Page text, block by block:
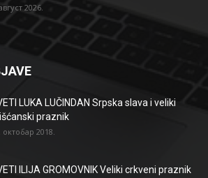
2026.
LUKA LUČINDAN Srpska slava i veliki
praznik
октобар 2018.
ILIJA GROMOVNIK Veliki crkveni praznik